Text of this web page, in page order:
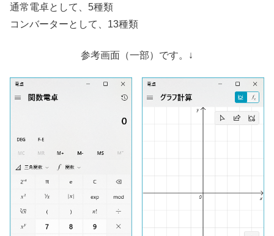
通常電卓として、5種類
コンバーターとして、13種類
参考画面（一部）です。↓